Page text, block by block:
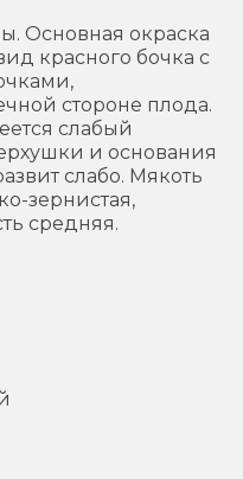
Основная окраска
красного бочка с
стороне плода.
слабый
и основания
слабо. Мякоть
зернистая,
средняя.